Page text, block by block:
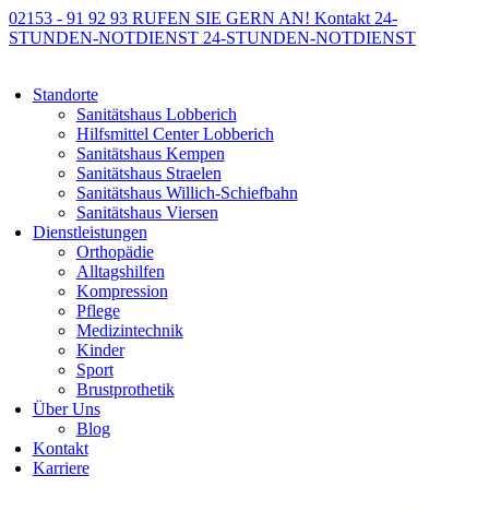
02153 - 91 92 93 RUFEN SIE GERN AN! Kontakt 24-
STUNDEN-NOTDIENST 24-STUNDEN-NOTDIENST
Standorte
Sanitätshaus Lobberich
Hilfsmittel Center Lobberich
Sanitätshaus Kempen
Sanitätshaus Straelen
Sanitätshaus Willich-Schiefbahn
Sanitätshaus Viersen
Dienstleistungen
Orthopädie
Alltagshilfen
Kompression
Pflege
Medizintechnik
Kinder
Sport
Brustprothetik
Über Uns
Blog
Kontakt
Karriere